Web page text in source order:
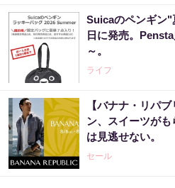
Suicaのペンギン"
日に発売。
～。
ライフ
【バナナ・リパ
ン、スイーツがも
は見逃せない。
セール